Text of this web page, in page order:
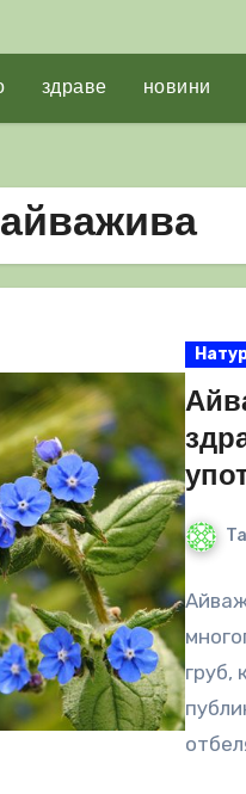
здраве новини
груб,